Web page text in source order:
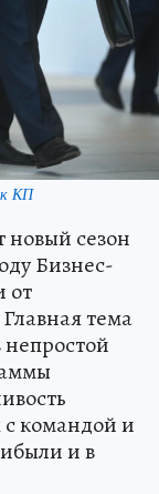
КП
новый сезон
Бизнес-
от
тема
непростой
командой и
и в